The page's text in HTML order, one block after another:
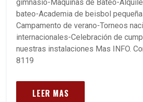
gimnasio-Maquinas de Bateo-
bateo-Academia de beisbol
Campamento de verano-Torneos
internacionales-Celebración de
nuestras instalaciones Mas INFO.
8119
LEER MAS